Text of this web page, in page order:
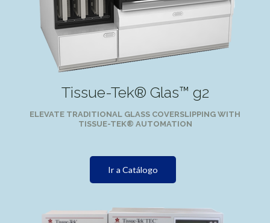
Tissue-Tek® Glas™ g2
ELEVATE TRADITIONAL GLASS COVERSLIPPING WITH
TISSUE-TEK® AUTOMATION
Ir a Catálogo